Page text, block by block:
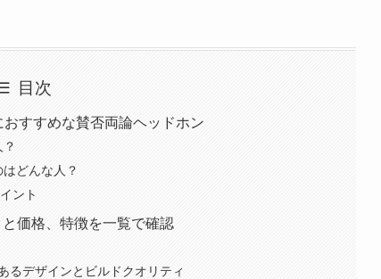
目次
すすめな賛否両論ヘッドホン
どんな人？
ント
価格、特徴を一覧で確認
るデザインとビルドクオリティ